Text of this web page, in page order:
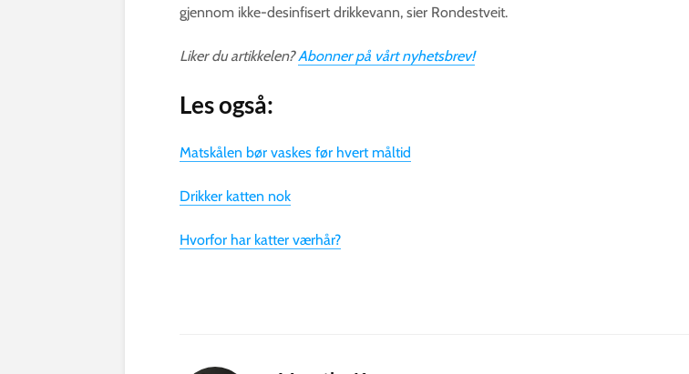
gjennom ikke-desinfisert drikkevann, sier Rondestveit.
Liker du artikkelen?Abonner på vårt nyhetsbrev!
Les også:
Matskålen bør vaskes før hvert måltid
Drikker katten nok
Hvorfor har katter værhår?